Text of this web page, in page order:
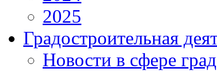
2025
Градостроительная
Новости в сфере